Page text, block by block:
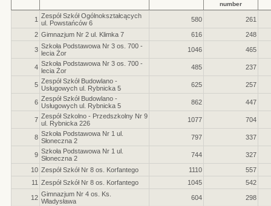
number
1 Zespół Szkół Ogólnokształcących
ul. Powstańców 6
580 261
2 Gimnazjum Nr 2 ul. Klimka 7 616 248
3 Szkoła Podstawowa Nr 3 os. 700 -
lecia Żor
1046 465
4 Szkoła Podstawowa Nr 3 os. 700 -
lecia Żor
485 237
5 Zespół Szkół Budowlano -
Usługowych ul. Rybnicka 5
625 257
6 Zespół Szkół Budowlano -
Usługowych ul. Rybnicka 5
862 447
7 Zespół Szkolno - Przedszkolny Nr 9
ul. Rybnicka 226
1077 704
8 Szkoła Podstawowa Nr 1 ul.
Słoneczna 2
797 337
9 Szkoła Podstawowa Nr 1 ul.
Słoneczna 2
744 327
10 Zespół Szkół Nr 8 os. Korfantego 1110
557
11 Zespół Szkół Nr 8 os. Korfantego 1045 542
12 Gimnazjum Nr 4 os. Ks.
Władysława
604 298